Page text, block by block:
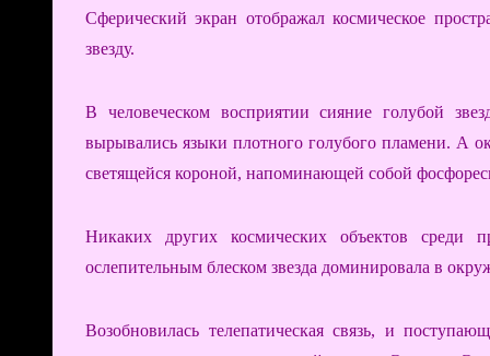
Сферический экран отображал космическое
звезду.
В человеческом восприятии сияние голубой
вырывались языки плотного голубого пламени. А
светящейся короной, напоминающей собой
Никаких других космических объектов среди
ослепительным блеском звезда доминировала в
Возобновилась телепатическая связь, и